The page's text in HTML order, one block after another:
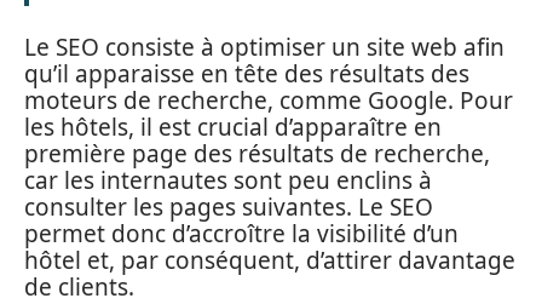
Le SEO consiste à optimiser un site web afin
qu’il apparaisse en tête des résultats des
moteurs de recherche, comme Google. Pour
les hôtels, il est crucial d’apparaître en
première page des résultats de recherche,
car les internautes sont peu enclins à
consulter les pages suivantes. Le SEO
permet donc d’accroître la visibilité d’un
hôtel et, par conséquent, d’attirer davantage
de clients.